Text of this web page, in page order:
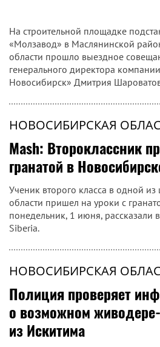
На строительной площадке
«Молзавод» в Маслянинской
области прошло выездное
генерального директора
Новосибирск» Дмитрия
НОВОСИБИРСКАЯ
Mash: Второклассник
гранатой в
Ученик второго класса в одной
области пришел на уроки с
понедельник, 1 июня, рассказали
Siberia.
НОВОСИБИРСКАЯ
Полиция проверяет
о возможном
из Искитима